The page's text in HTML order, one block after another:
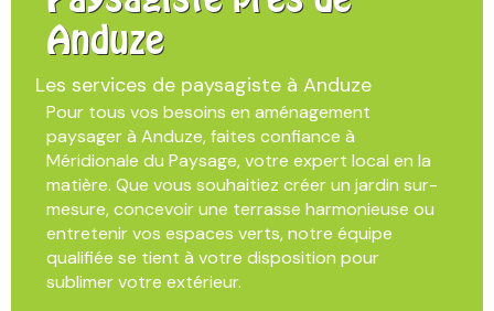
Anduze
Les services de paysagiste à Anduze
Pour tous vos besoins en aménagement
paysager à Anduze, faites confiance à
Méridionale du Paysage, votre expert local en la
matière. Que vous souhaitiez créer un jardin sur-
mesure, concevoir une terrasse harmonieuse ou
entretenir vos espaces verts, notre équipe
qualifiée se tient à votre disposition pour
sublimer votre extérieur.